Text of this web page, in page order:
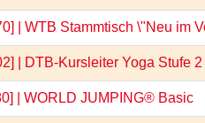
| WTB Stammtisch \"Neu im
| DTB-Kursleiter Yoga Stufe 2
| WORLD JUMPING® Basic